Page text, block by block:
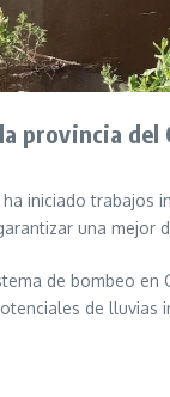
provincia del
iniciado
una mejor
de bombeo en
de lluvias